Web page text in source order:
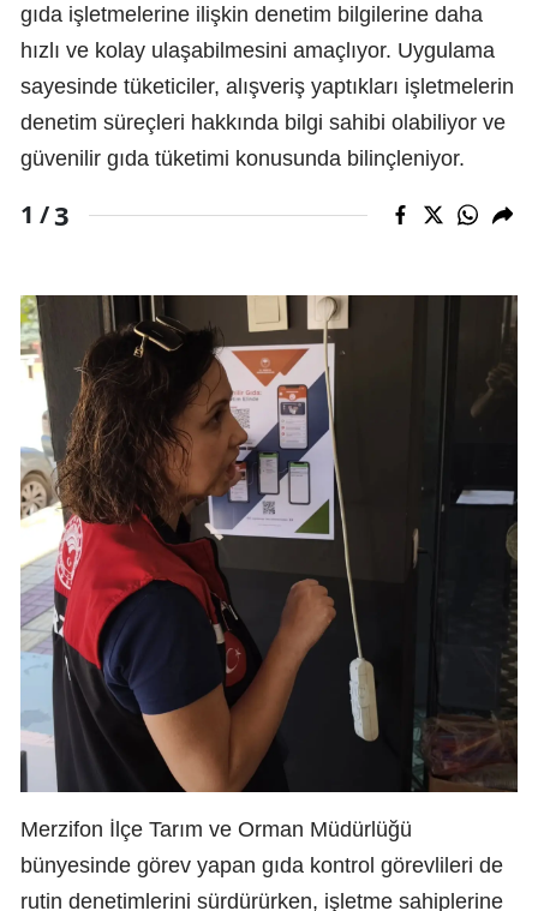
gıda işletmelerine ilişkin denetim bilgilerine daha
hızlı ve kolay ulaşabilmesini amaçlıyor. Uygulama
sayesinde tüketiciler, alışveriş yaptıkları işletmelerin
denetim süreçleri hakkında bilgi sahibi olabiliyor ve
güvenilir gıda tüketimi konusunda bilinçleniyor.
1 /3
Merzifon İlçe Tarım ve Orman Müdürlüğü
bünyesinde görev yapan gıda kontrol görevlileri de
rutin denetimlerini sürdürürken, işletme sahiplerine